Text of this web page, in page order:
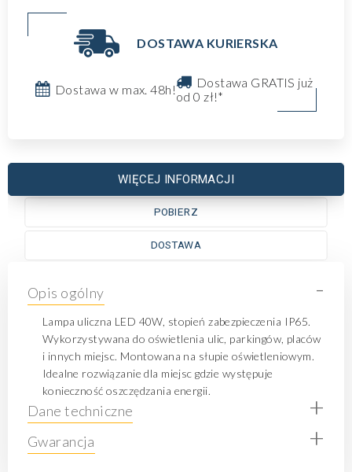
DOSTAWA KURIERSKA
Dostawa w max. 48h!
Dostawa GRATIS już
od 0 zł!*
WIĘCEJ INFORMACJI
POBIERZ
DOSTAWA
Opis ogólny -
Lampa uliczna LED 40W, stopień zabezpieczenia IP65.
Wykorzystywana do oświetlenia ulic, parkingów, placów
i innych miejsc. Montowana na słupie oświetleniowym.
Idealne rozwiązanie dla miejsc gdzie występuje
konieczność oszczędzania energii.
Dane techniczne +
Gwarancja +